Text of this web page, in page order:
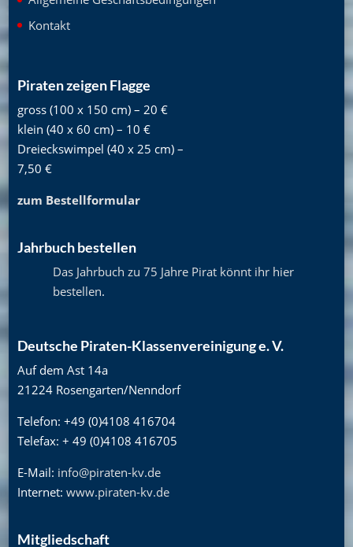
Kontakt
Piraten zeigen Flagge
gross (100 x 150 cm) – 20 €
klein (40 x 60 cm) – 10 €
Dreieckswimpel (40 x 25 cm) –
7,50 €
zum Bestellformular
Jahrbuch bestellen
Das Jahrbuch zu 75 Jahre Pirat könnt ihr hier
bestellen.
Deutsche Piraten-Klassenvereinigung e. V.
Auf dem Ast 14a
21224 Rosengarten/Nenndorf
Telefon: +49 (0)4108 416704
Telefax: + 49 (0)4108 416705
E-Mail: info@piraten-kv.de
Internet: www.piraten-kv.de
Mitgliedschaft